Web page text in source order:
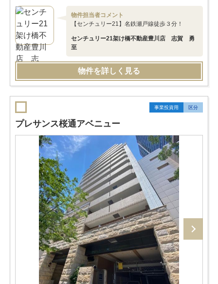
物件担当者コメント
【センチュリー21】名鉄瀬戸線徒歩３分！
センチュリー21架け橋不動産豊川店 志賀 勇
至
物件を詳しく見る
事業投資用 区分
プレサンス桜通アベニュー